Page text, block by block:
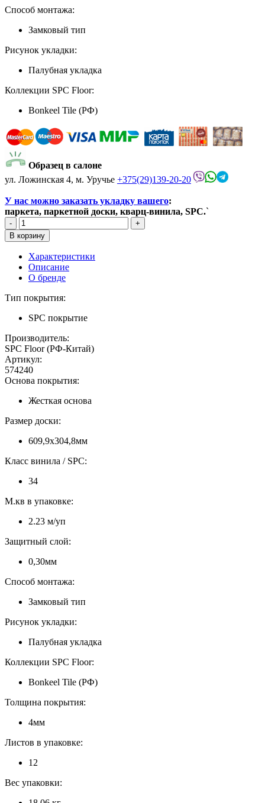
Способ монтажа:
Замковый тип
Рисунок укладки:
Палубная укладка
Коллекции SPC Floor:
Bonkeel Tile (РФ)
Образец в салоне
ул. Ложинская 4, м. Уручье +375(29)139-20-20
У нас можно заказать укладку вашего:
паркета, паркетной доски, кварц-винила, SPC.`
Характеристики
Описание
О бренде
Тип покрытия:
SPC покрытие
Производитель:
SPC Floor (РФ-Китай)
Артикул:
574240
Основа покрытия:
Жесткая основа
Размер доски:
609,9х304,8мм
Класс винила / SPC:
34
М.кв в упаковке:
2.23 м/уп
Защитный слой:
0,30мм
Способ монтажа:
Замковый тип
Рисунок укладки:
Палубная укладка
Коллекции SPC Floor:
Bonkeel Tile (РФ)
Толщина покрытия:
4мм
Листов в упаковке:
12
Вес упаковки: